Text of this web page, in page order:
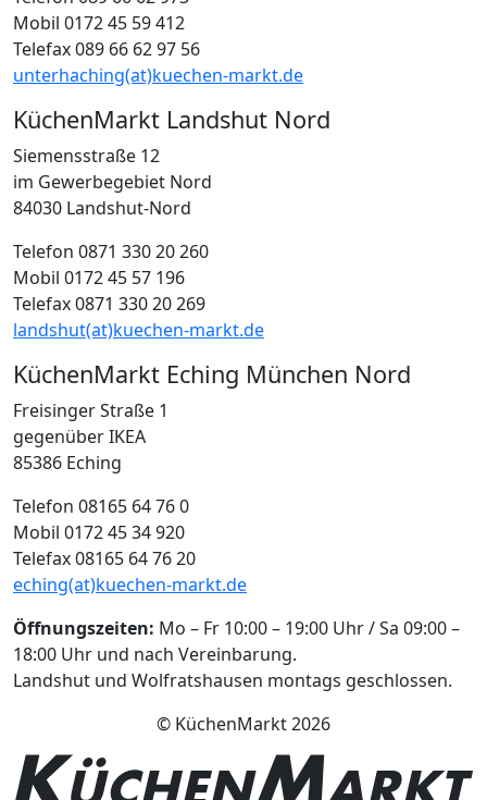
Mobil 0172 45 59 412
Telefax 089 66 62 97 56
unterhaching(at)kuechen-markt.de
KüchenMarkt Landshut Nord
Siemensstraße 12
im Gewerbegebiet Nord
84030 Landshut-Nord
Telefon 0871 330 20 260
Mobil 0172 45 57 196
Telefax 0871 330 20 269
landshut(at)kuechen-markt.de
KüchenMarkt Eching München Nord
Freisinger Straße 1
gegenüber IKEA
85386 Eching
Telefon 08165 64 76 0
Mobil 0172 45 34 920
Telefax 08165 64 76 20
eching(at)kuechen-markt.de
Öffnungszeiten: Mo – Fr 10:00 – 19:00 Uhr / Sa 09:00 –
18:00 Uhr und nach Vereinbarung.
Landshut und Wolfratshausen montags geschlossen.
© KüchenMarkt 2026